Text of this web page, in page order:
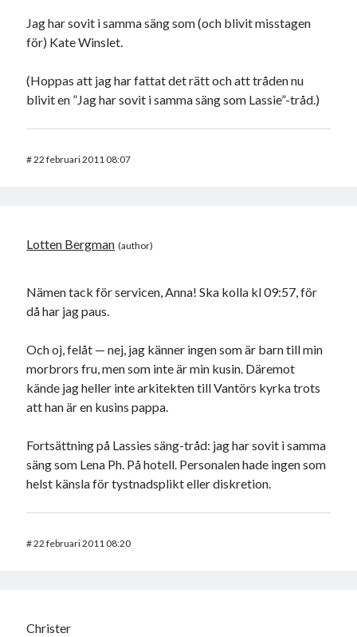
Jag har sovit i samma säng som (och blivit misstagen
för) Kate Winslet.
(Hoppas att jag har fattat det rätt och att tråden nu
blivit en ”Jag har sovit i samma säng som Lassie”-tråd.)
#22 februari 2011 08:07
Lotten Bergman
Nämen tack för servicen, Anna! Ska kolla kl 09:57, för
då har jag paus.
Och oj, felåt — nej, jag känner ingen som är barn till min
morbrors fru, men som inte är min kusin. Däremot
kände jag heller inte arkitekten till Vantörs kyrka trots
att han är en kusins pappa.
Fortsättning på Lassies säng-tråd: jag har sovit i samma
säng som Lena Ph. På hotell. Personalen hade ingen som
helst känsla för tystnadsplikt eller diskretion.
#22 februari 2011 08:20
Christer